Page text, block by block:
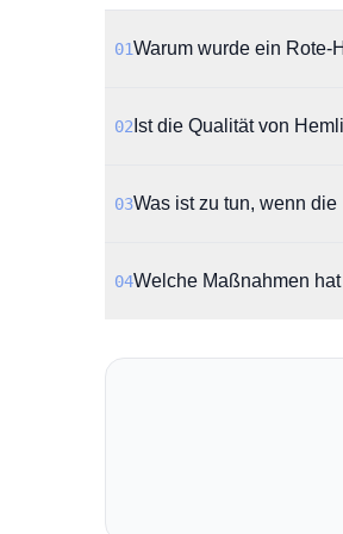
01Warum wurde ein Rote-
02 Ist die Qualität von
des eigentlichen
03Was ist zu tun, wenn
herunterzuladen,
04Welche Maßnahmen
Damit wird